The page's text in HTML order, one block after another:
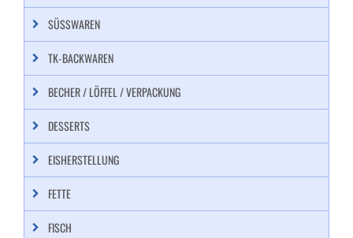
SÜSSWAREN
TK-BACKWAREN
BECHER / LÖFFEL / VERPACKUNG
DESSERTS
EISHERSTELLUNG
FETTE
FISCH